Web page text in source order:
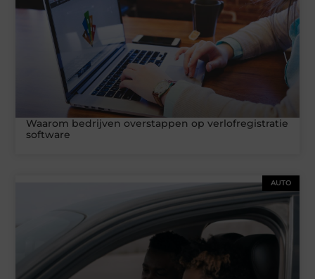
Waarom bedrijven overstappen op verlofregistratie
software
AUTO